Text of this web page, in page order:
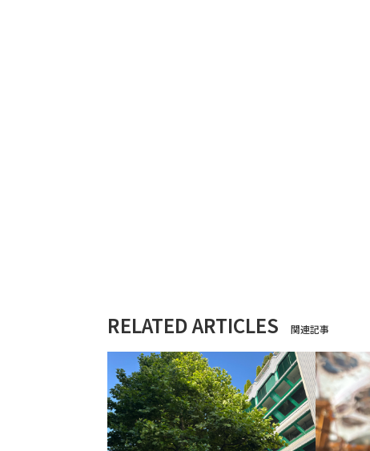
RELATED ARTICLES 関連記事